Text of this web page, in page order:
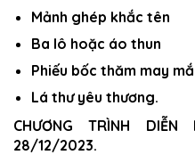
Mảnh ghép khắc tên
Ba lô hoặc áo thun
Phiếu bốc thăm may
Lá thư yêu thương.
CHƯƠNG TRÌNH
28/12/2023.